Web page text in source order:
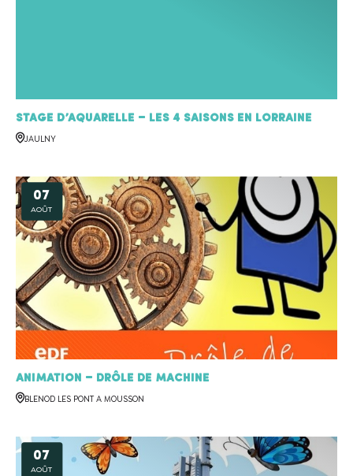
Stage d’aquarelle – Les 4 saisons en Lorraine
JAULNY
07
AOÛT
Animation – Drôle de machine
BLENOD LES PONT A MOUSSON
07
AOÛT